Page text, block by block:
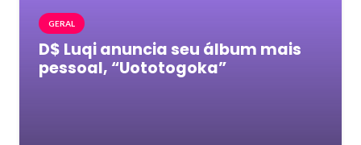
GERAL
D$ Luqi anuncia seu álbum mais
pessoal, “Uototogoka”